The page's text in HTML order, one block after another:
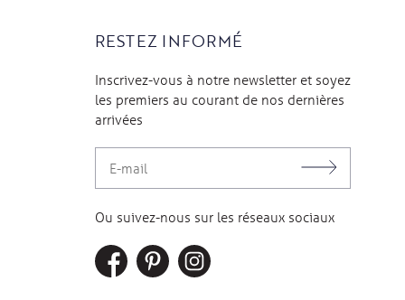
RESTEZ INFORMÉ
Inscrivez-vous à notre newsletter et soyez
les premiers au courant de nos dernières
arrivées
Ou suivez-nous sur les réseaux sociaux